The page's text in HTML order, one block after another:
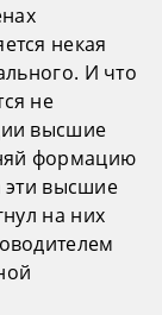
некая
И что
не
высшие
формацию
эти высшие
на них